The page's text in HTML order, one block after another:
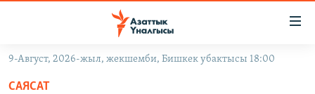
Навигацияга
өтүңүз
9-Август, 2026-жыл, жекшемби, Бишкек убактысы 18:00
САЯСАТ